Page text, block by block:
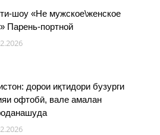
шоу «Не мужское\женское
Парень-портной
дорои иқтидори бузурги
офтобӣ, вале амалан